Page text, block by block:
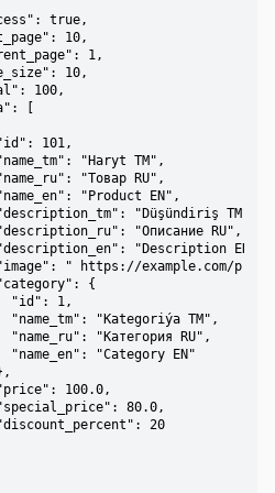
true,
10,
1,
10,
100,
[
101,
"Haryt TM",
"Товар RU",
"Product EN",
"Düşündiriş TM",
"Описание RU",
"Description EN",
" https://example.com/
{
"id": 1,
"name_tm": "Kategoriýa TM",
"name_ru": "Категория RU",
"name_en": "Category EN"
100.0,
80.0,
20